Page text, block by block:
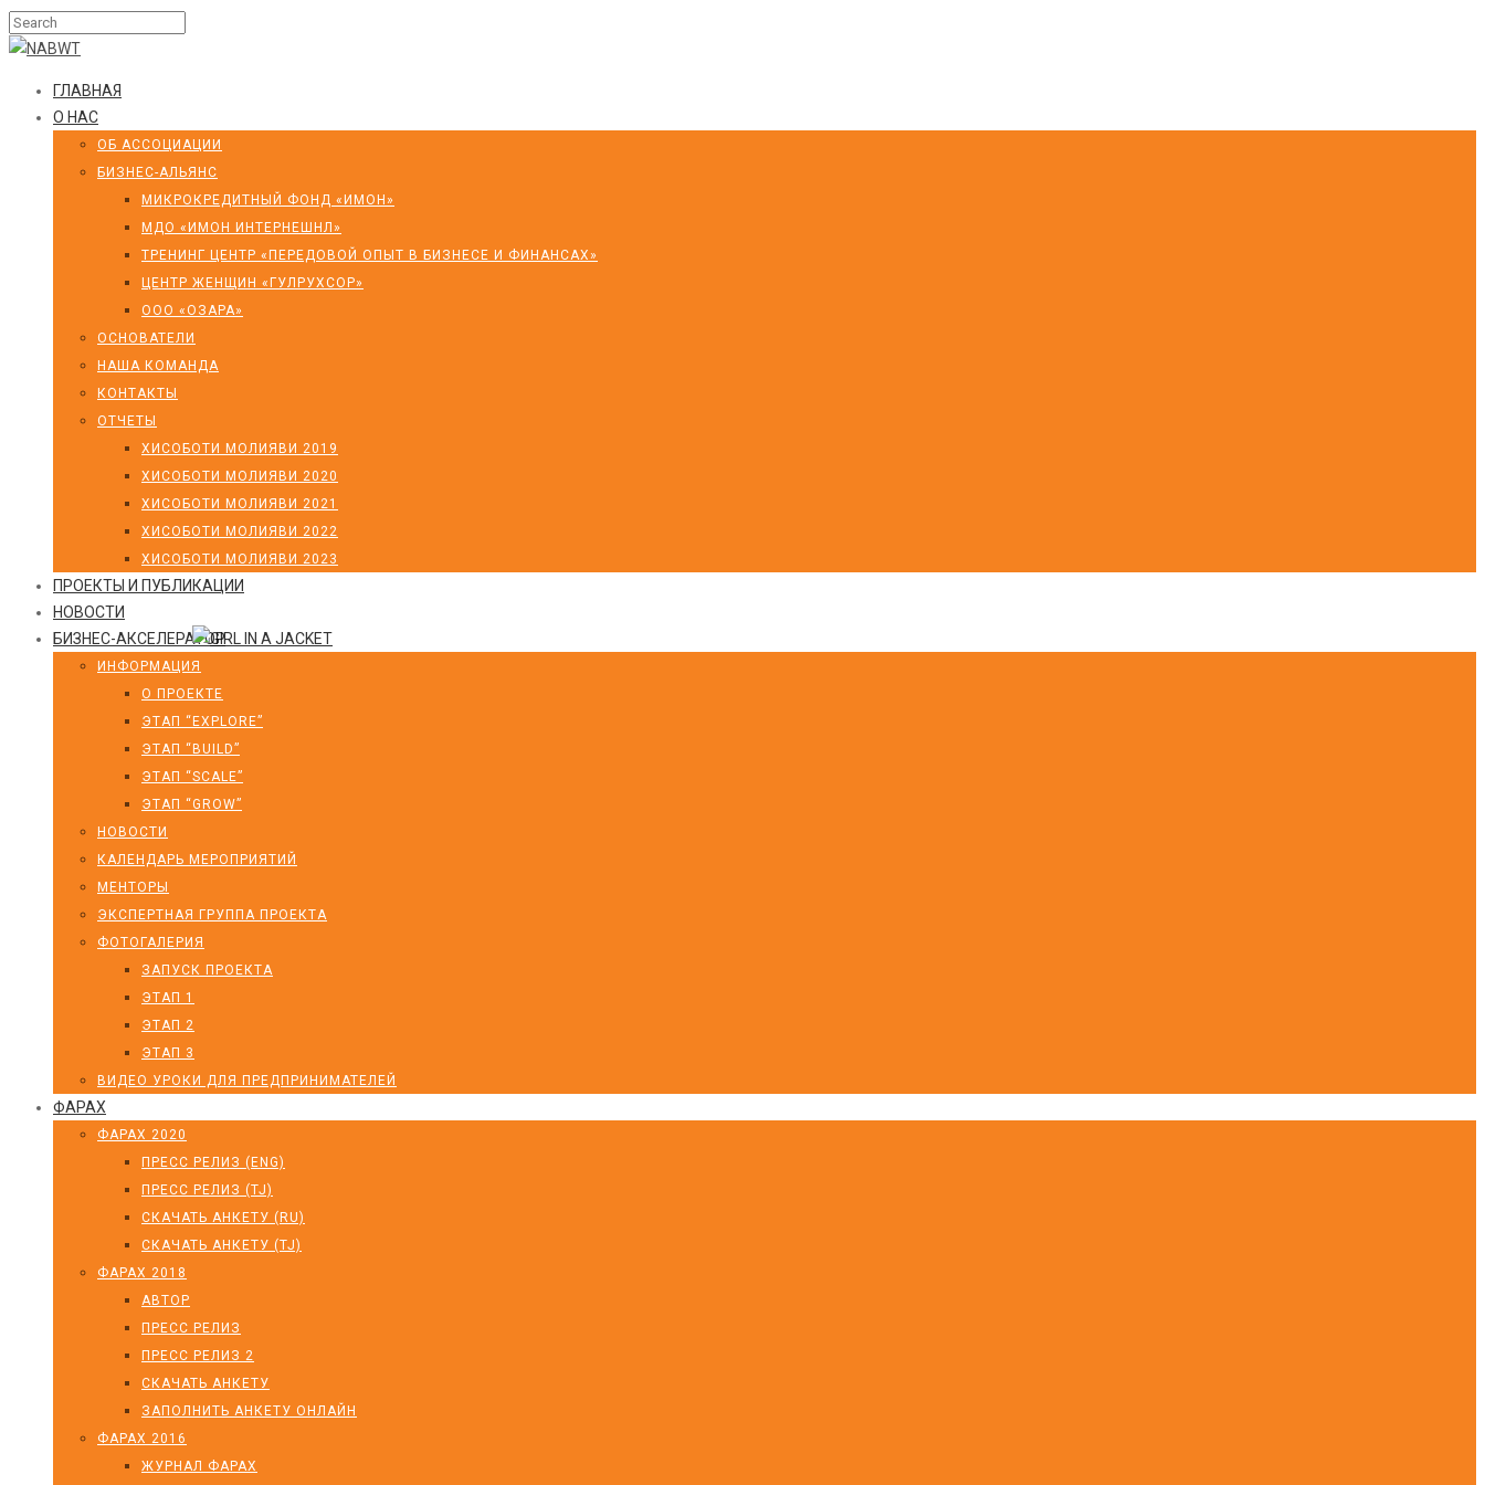
ГЛАВНАЯ
О НАС
ОБ АССОЦИАЦИИ
БИЗНЕС-АЛЬЯНС
МИКРОКРЕДИТНЫЙ ФОНД «ИМОН»
МДО «ИМОН ИНТЕРНЕШНЛ»
ТРЕНИНГ ЦЕНТР «ПЕРЕДОВОЙ ОПЫТ В БИЗНЕСЕ И ФИНАНСАХ»
ЦЕНТР ЖЕНЩИН «ГУЛРУХСОР»
ООО «ОЗАРА»
ОСНОВАТЕЛИ
НАША КОМАНДА
КОНТАКТЫ
ОТЧЕТЫ
ХИСОБОТИ МОЛИЯВИ 2019
ХИСОБОТИ МОЛИЯВИ 2020
ХИСОБОТИ МОЛИЯВИ 2021
ХИСОБОТИ МОЛИЯВИ 2022
ХИСОБОТИ МОЛИЯВИ 2023
ПРОЕКТЫ И ПУБЛИКАЦИИ
НОВОСТИ
БИЗНЕС-АКСЕЛЕРАТОР
ИНФОРМАЦИЯ
О ПРОЕКТЕ
ЭТАП “EXPLORE”
ЭТАП “BUILD”
ЭТАП “SCALE”
ЭТАП “GROW”
НОВОСТИ
КАЛЕНДАРЬ МЕРОПРИЯТИЙ
МЕНТОРЫ
ЭКСПЕРТНАЯ ГРУППА ПРОЕКТА
ФОТОГАЛЕРИЯ
ЗАПУСК ПРОЕКТА
ЭТАП 1
ЭТАП 2
ЭТАП 3
ВИДЕО УРОКИ ДЛЯ ПРЕДПРИНИМАТЕЛЕЙ
ФАРАХ
ФАРАХ 2020
ПРЕСС РЕЛИЗ (ENG)
ПРЕСС РЕЛИЗ (TJ)
СКАЧАТЬ АНКЕТУ (RU)
СКАЧАТЬ АНКЕТУ (TJ)
ФАРАХ 2018
АВТОР
ПРЕСС РЕЛИЗ
ПРЕСС РЕЛИЗ 2
СКАЧАТЬ АНКЕТУ
ЗАПОЛНИТЬ АНКЕТУ ОНЛАЙН
ФАРАХ 2016
ЖУРНАЛ ФАРАХ